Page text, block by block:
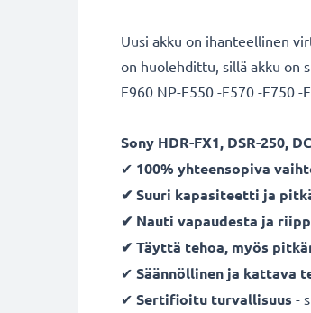
Uusi akku on ihanteellinen
on huolehdittu, sillä akku on
F960 NP-F550 -F570 -F750
Sony HDR-FX1, DSR-250,
✔ 100% yhteensopiva
✔ Suuri kapasiteetti ja
✔ Nauti vapaudesta ja
✔ Täyttä tehoa, myös
✔ Säännöllinen ja kattava
✔ Sertifioitu turvallisuus -